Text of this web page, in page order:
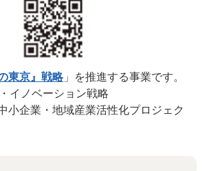
東京』戦略」を推進する事業です。
イノベーション戦略
小企業・地域産業活性化プロジェク